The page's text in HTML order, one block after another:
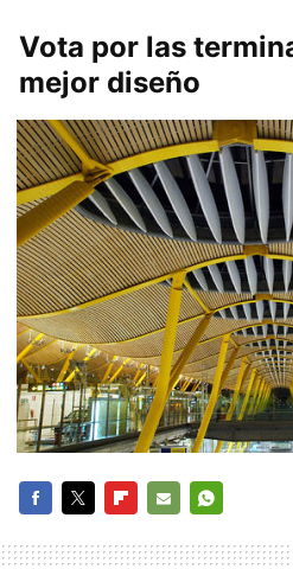
Vota por las
mejor diseño
MAIL